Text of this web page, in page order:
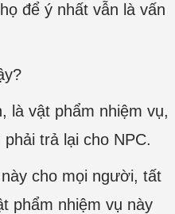
để ý nhất vẫn là vấn
là vật phẩm nhiệm vụ,
trả lại cho NPC.
cho mọi người, tất
phẩm nhiệm vụ này